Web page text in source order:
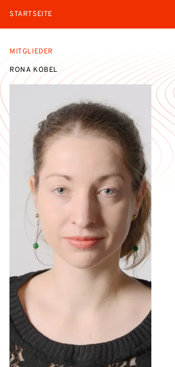
STARTSEITE
MITGLIEDER
RONA KOBEL